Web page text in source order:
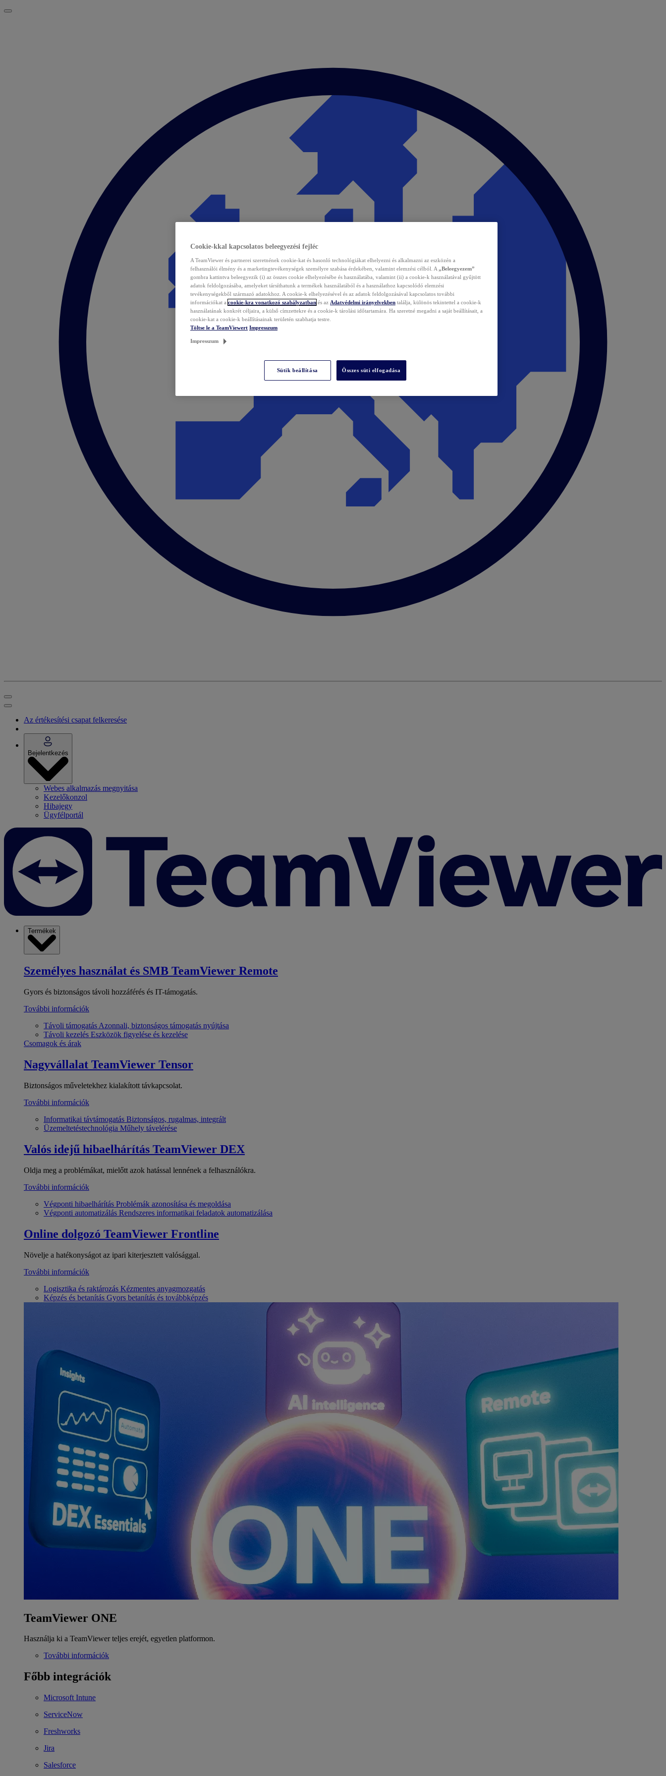
Az értékesítési csapat felkeresése
Bejelentkezés
Webes alkalmazás megnyitása
Kezelőkonzol
Hibajegy
Ügyfélportál
Termékek
Személyes használat és SMB TeamViewer Remote
Gyors és biztonságos távoli hozzáférés és IT-támogatás.
További információk
Távoli támogatás Azonnali, biztonságos támogatás nyújtása
Távoli kezelés Eszközök figyelése és kezelése
Csomagok és árak
Nagyvállalat TeamViewer Tensor
Biztonságos műveletekhez kialakított távkapcsolat.
További információk
Informatikai távtámogatás Biztonságos, rugalmas, integrált
Üzemeltetéstechnológia Műhely távelérése
Valós idejű hibaelhárítás TeamViewer DEX
Oldja meg a problémákat, mielőtt azok hatással lennének a felhasználókra.
További információk
Végponti hibaelhárítás Problémák azonosítása és megoldása
Végponti automatizálás Rendszeres informatikai feladatok automatizálása
Online dolgozó TeamViewer Frontline
Növelje a hatékonyságot az ipari kiterjesztett valósággal.
További információk
Logisztika és raktározás Kézmentes anyagmozgatás
Képzés és betanítás Gyors betanítás és továbbképzés
TeamViewer ONE
Használja ki a TeamViewer teljes erejét, egyetlen platformon.
További információk
Főbb integrációk
Microsoft Intune
ServiceNow
Freshworks
Jira
Salesforce
Cookie-kkal kapcsolatos beleegyezési fejléc
A TeamViewer és partnerei szeretnének cookie-kat és hasonló technológiákat elhelyezni és alkalmazni az eszközén a
felhasználói élmény és a marketingtevékenységek személyre szabása érdekében, valamint elemzési célból. A „Beleegyezem”
gombra kattintva beleegyezik (i) az összes cookie elhelyezésébe és használatába, valamint (ii) a cookie-k használatával gyűjtött
adatok feldolgozásába, amelyeket társíthatunk a termékek használatából és a használathoz kapcsolódó elemzési
tevékenységekből származó adatokhoz. A cookie-k elhelyezésével és az adatok feldolgozásával kapcsolatos további
információkat a cookie-kra vonatkozó szabályzatban és az Adatvédelmi irányelvekben találja, különös tekintettel a cookie-k
használatának konkrét céljaira, a külső címzettekre és a cookie-k tárolási időtartamára. Ha szeretné megadni a saját beállításait, a
cookie-kat a cookie-k beállításainak területén szabhatja testre.
Töltse le a TeamViewert Impresszum
Impresszum
Sütik beállítása Összes süti elfogadása